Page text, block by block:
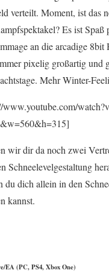
verteilt. Moment, ist das
Es ist
an die arcadige
pixelig großartig und
Mehr Winter-
www.youtube.com/
wir dir da noch zwei
Schneelevelgestaltung
du dich allein in den
kannst.
EA (PC, PS4, Xbox One)